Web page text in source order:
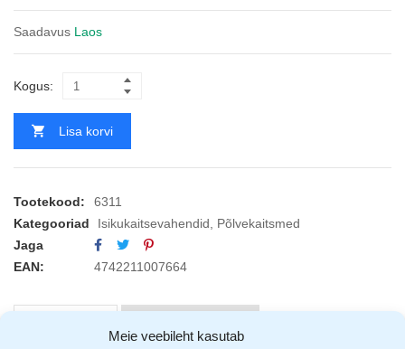
Meie veebileht kasutab
Saadavus Laos
Kogus:
Lisa korvi
Tootekood:
6311
Kategooriad
Isikukaitsevahendid
Põlvekaitsmed
Jaga
EAN:
4742211007664